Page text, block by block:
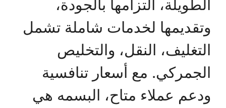
الطويلة، التزامها بالجودة،
وتقديمها لخدمات شاملة تشمل
التغليف، النقل، والتخليص
الجمركي. مع أسعار تنافسية
ودعم عملاء متاح، البسمه هي